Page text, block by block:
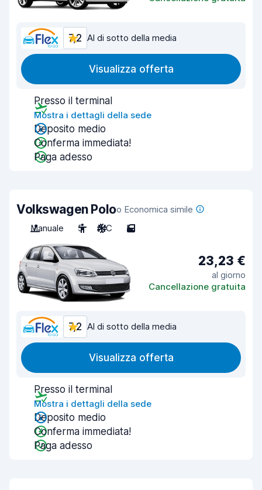
7,2 Al di sotto della media
Visualizza offerta
Presso il terminal
Mostra i dettagli della sede
Deposito medio
Conferma immediata!
Paga adesso
Volkswagen Poloo Economica simile
Manuale
5 A/C 5
23,23 €
al giorno
Cancellazione gratuita
7,2 Al di sotto della media
Visualizza offerta
Presso il terminal
Mostra i dettagli della sede
Deposito medio
Conferma immediata!
Paga adesso